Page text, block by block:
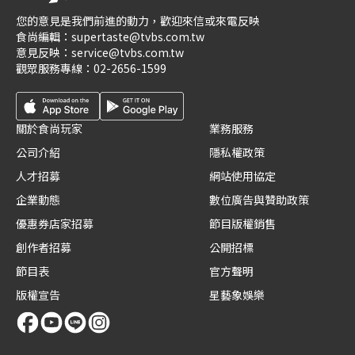
您的意見是我們前進的動力，歡迎來信或來電反映
食尚編輯： supertaste@tvbs.com.tw
意見反映： service@tvbs.com.tw
觀眾服務專線： 02-2656-1599
關於食尚玩家
公司介紹
人才招募
企業動態
優惠券店家招募
創作者招募
節目表
版權宣告
業務服務
隱私權政策
網站使用協定
數位廣告與贊助政策
節目版權銷售
公開招標
官方聲明
星藝象娛樂